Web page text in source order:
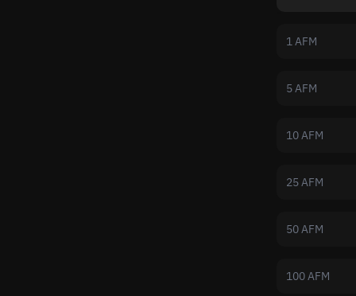
1 AFM
5 AFM
10 AFM
25 AFM
50 AFM
100 AFM